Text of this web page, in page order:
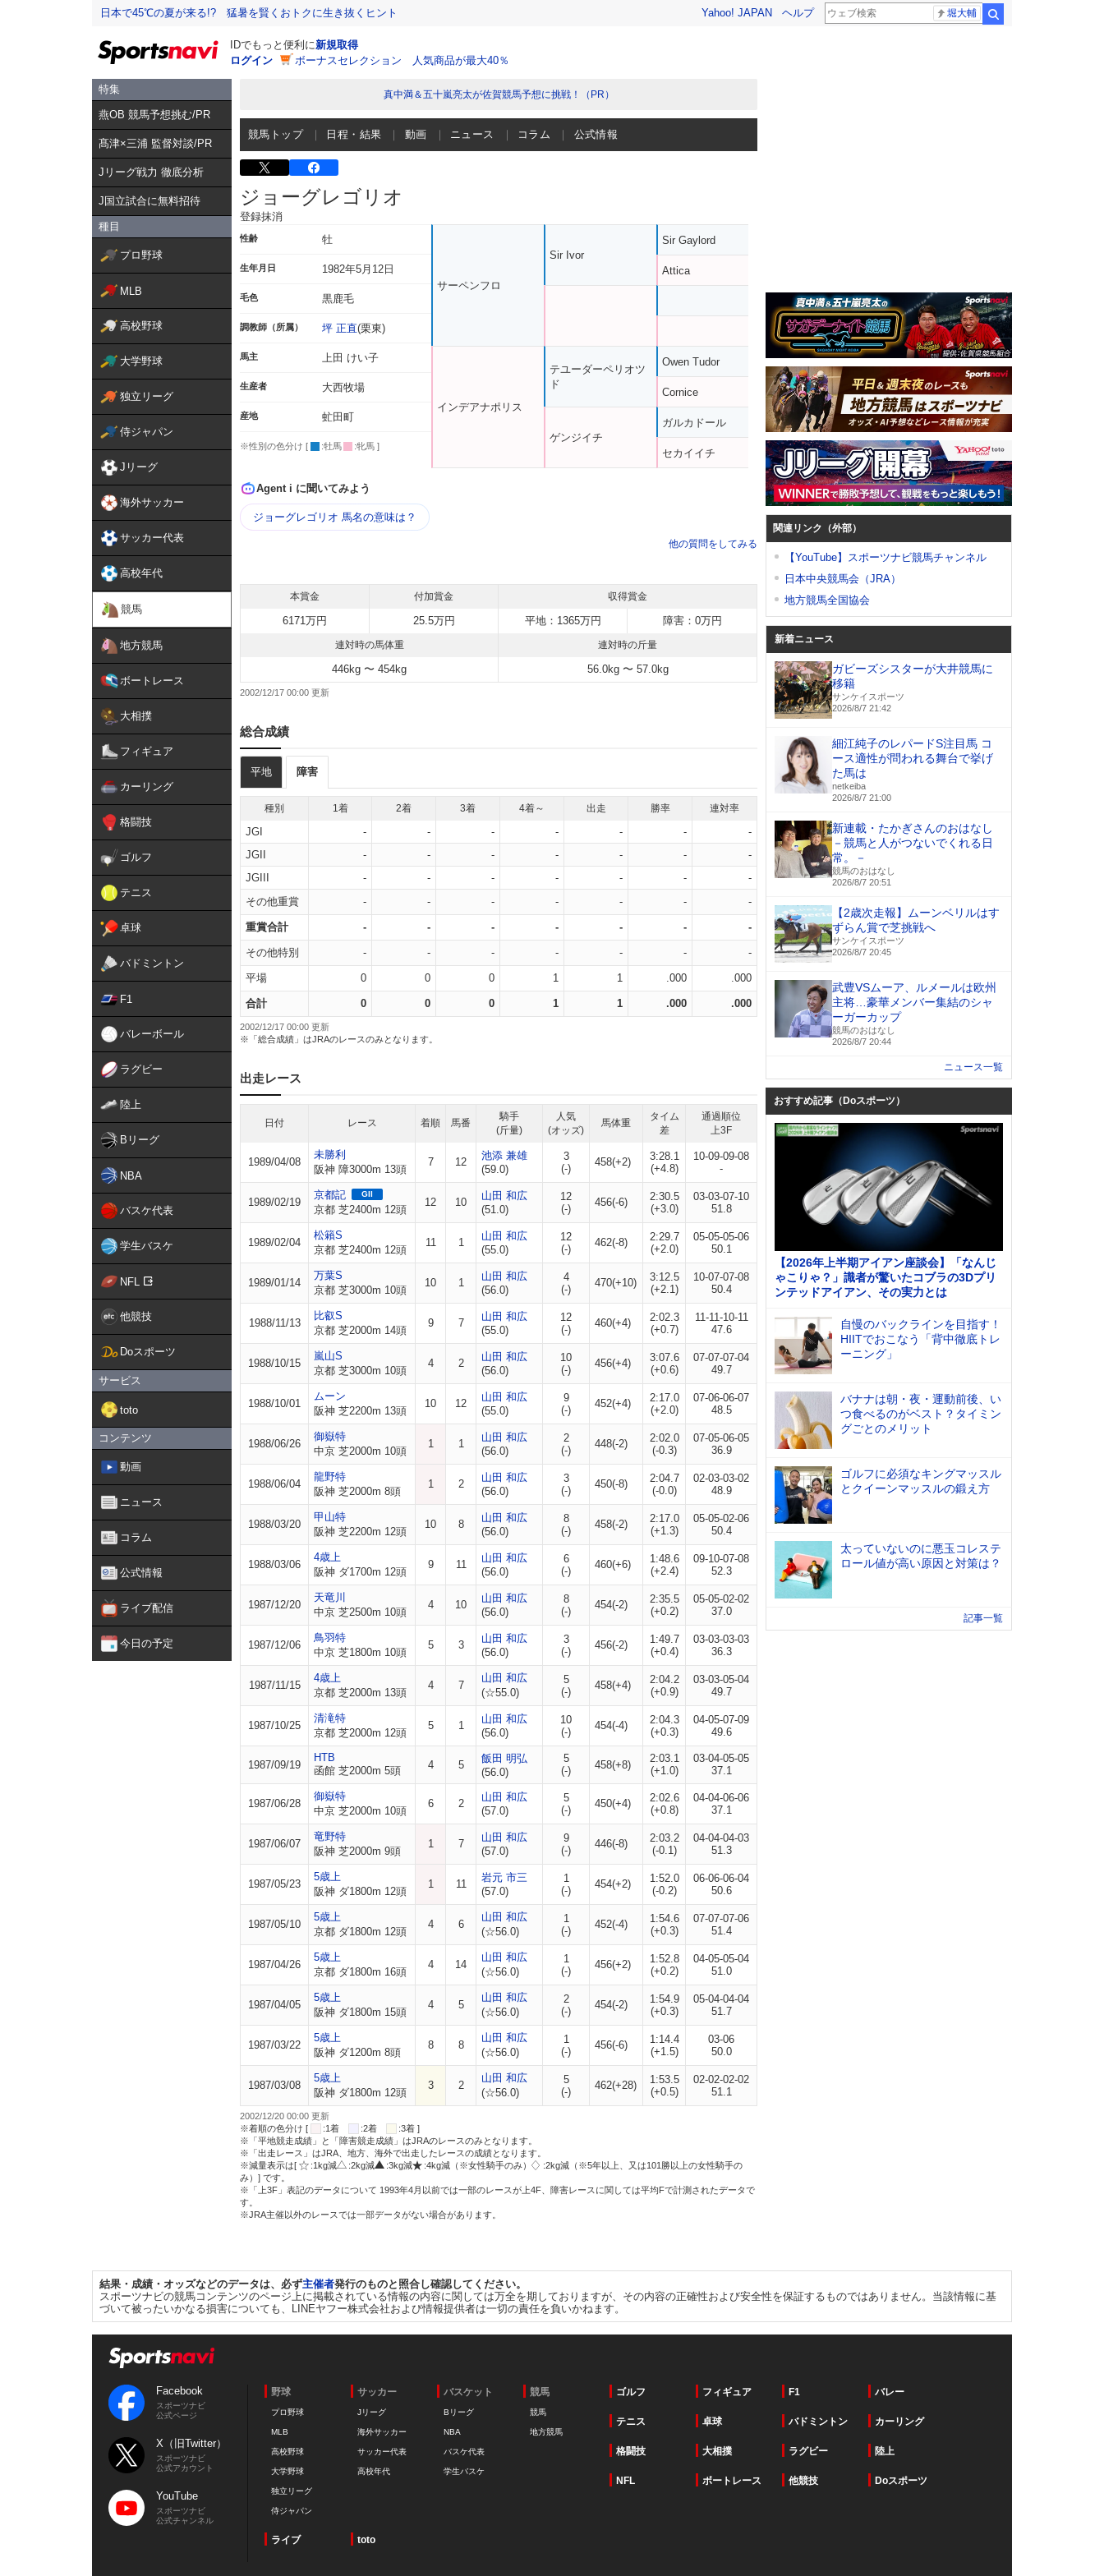
日本で45℃の夏が来る!? 猛暑を賢くおトクに生き抜くヒント Yahoo! JAPAN ヘルプ 堀大輔
IDでもっと便利に新規取得
ログイン
ボーナスセレクション 人気商品が最大40％
特集
燕OB 競馬予想挑む/PR
髙津×三浦 監督対談/PR
Jリーグ戦力 徹底分析
J国立試合に無料招待
種目
プロ野球
MLB
高校野球
大学野球
独立リーグ
侍ジャパン
Jリーグ
海外サッカー
サッカー代表
高校年代
競馬
地方競馬
ボートレース
大相撲
フィギュア
カーリング
格闘技
ゴルフ
テニス
卓球
バドミントン
F1
バレーボール
ラグビー
陸上
Bリーグ
NBA
バスケ代表
学生バスケ
NFL
他競技
Doスポーツ
サービス
toto
コンテンツ
動画
ニュース
コラム
公式情報
ライブ配信
今日の予定
真中満＆五十嵐亮太が佐賀競馬予想に挑戦！（PR）
競馬トップ 日程・結果 動画 ニュース コラム 公式情報
ジョーグレゴリオ
登録抹消
性齢 牡
生年月日 1982年5月12日
毛色 黒鹿毛
調教師（所属） 坪 正直(栗東)
馬主 上田 けい子
生産者 大西牧場
産地 虻田町
※性別の色分け [ :牡馬 :牝馬 ]
サーペンフロ
インデアナポリス
Sir Ivor
テユーダーペリオツ
ド
ゲンジイチ
Sir Gaylord
Attica
Owen Tudor
Cornice
ガルカドール
セカイイチ
Agent i に聞いてみよう
ジョーグレゴリオ 馬名の意味は？
他の質問をしてみる
本賞金 付加賞金 収得賞金
6171万円 25.5万円 平地：1365万円 障害：0万円
連対時の馬体重 連対時の斤量
446kg 〜 454kg 56.0kg 〜 57.0kg
2002/12/17 00:00
総合成績
平地 障害
種別 1着 2着 3着 4着～ 出走 勝率 連対率
JGI - - - - - -
-
JGII
- - - - - -
-
JGIII
- - - - - -
-
その他重賞
- - - - - - -
重賞合計 - - - - - - -
その他特別 - - - - - - -
平場 0 0 0 1 1 .000 .000
合計 0 0 0 1 1 .000 .000
2002/12/17 00:00 更新
※「総合成績」はJRAのレースのみとなります。
出走レース
日付 レース 着順 馬番
騎手
(斤量)
人気
(オッズ)
馬体重
タイム
差
通過順位
上3F
1989/04/08
未勝利
阪神 障3000m 13頭
7 12
池添 兼雄
(59.0)
3
(-)
458(+2)
3:28.1
(+4.8)
10-09-09-08
-
1989/02/19
京都記 GII
京都 芝2400m 12頭
12 10
山田 和広
(51.0)
12
(-)
456(-6)
2:30.5
(+3.0)
03-03-07-10
51.8
1989/02/04
松籟S
京都 芝2400m 12頭
11 1
山田 和広
(55.0)
12
(-)
462(-8)
2:29.7
(+2.0)
05-05-05-06
50.1
1989/01/14
万葉S
京都 芝3000m 10頭
10 1
山田 和広
(56.0)
4
(-)
470(+10)
3:12.5
(+2.1)
10-07-07-08
50.4
1988/11/13
比叡S
京都 芝2000m 14頭
9 7
山田 和広
(55.0)
12
(-)
460(+4)
2:02.3
(+0.7)
11-11-10-11
47.6
1988/10/15
嵐山S
京都 芝3000m 10頭
4 2
山田 和広
(56.0)
10
(-)
456(+4)
3:07.6
(+0.6)
07-07-07-04
49.7
1988/10/01
ムーン
阪神 芝2200m 13頭
10 12
山田 和広
(55.0)
9
(-)
452(+4)
2:17.0
(+2.0)
07-06-06-07
48.5
1988/06/26
御嶽特
中京 芝2000m 10頭
1 1
山田 和広
(56.0)
2
(-)
448(-2)
2:02.0
(-0.3)
07-05-06-05
36.9
1988/06/04
龍野特
阪神 芝2000m 8頭
1 2
山田 和広
(56.0)
3
(-)
450(-8)
2:04.7
(-0.0)
02-03-03-02
48.9
1988/03/20
甲山特
阪神 芝2200m 12頭
10 8
山田 和広
(56.0)
8
(-)
458(-2)
2:17.0
(+1.3)
05-05-02-06
50.4
1988/03/06
4歳上
阪神 ダ1700m 12頭
9 11
山田 和広
(56.0)
6
(-)
460(+6)
1:48.6
(+2.4)
09-10-07-08
52.3
1987/12/20
天竜川
中京 芝2500m 10頭
4 10
山田 和広
(56.0)
8
(-)
454(-2)
2:35.5
(+0.2)
05-05-02-02
37.0
1987/12/06
鳥羽特
中京 芝1800m 10頭
5 3
山田 和広
(56.0)
3
(-)
456(-2)
1:49.7
(+0.4)
03-03-03-03
36.3
1987/11/15
4歳上
京都 芝2000m 13頭
4 7
山田 和広
(☆55.0)
5
(-)
458(+4)
2:04.2
(+0.9)
03-03-05-04
49.7
1987/10/25
清滝特
京都 芝2000m 12頭
5 1
山田 和広
(56.0)
10
(-)
454(-4)
2:04.3
(+0.3)
04-05-07-09
49.6
1987/09/19
HTB
函館 芝2000m 5頭
4 5
飯田 明弘
(56.0)
5
(-)
458(+8)
2:03.1
(+1.0)
03-04-05-05
37.1
1987/06/28
御嶽特
中京 芝2000m 10頭
6 2
山田 和広
(57.0)
5
(-)
450(+4)
2:02.6
(+0.8)
04-04-06-06
37.1
1987/06/07
竜野特
阪神 芝2000m 9頭
1 7
山田 和広
(57.0)
9
(-)
446(-8)
2:03.2
(-0.1)
04-04-04-03
51.3
1987/05/23
5歳上
阪神 ダ1800m 12頭
1 11
岩元 市三
(57.0)
1
(-)
454(+2)
1:52.0
(-0.2)
06-06-06-04
50.6
1987/05/10
5歳上
京都 ダ1800m 12頭
4 6
山田 和広
(☆56.0)
1
(-)
452(-4)
1:54.6
(+0.3)
07-07-07-06
51.4
1987/04/26
5歳上
京都 ダ1800m 16頭
4 14
山田 和広
(☆56.0)
1
(-)
456(+2)
1:52.8
(+0.2)
04-05-05-04
51.0
1987/04/05
5歳上
阪神 ダ1800m 15頭
4 5
山田 和広
(☆56.0)
2
(-)
454(-2)
1:54.9
(+0.3)
05-04-04-04
51.7
1987/03/22
5歳上
阪神 ダ1200m 8頭
8 8
山田 和広
(☆56.0)
1
(-)
456(-6)
1:14.4
(+1.5)
03-06
50.0
1987/03/08
5歳上
阪神 ダ1800m 12頭
3 2
山田 和広
(☆56.0)
5
(-)
462(+28)
1:53.5
(+0.5)
02-02-02-02
51.1
2002/12/20 00:00 更新
※着順の色分け [
:1着 :2着
:3着 ]
※「平地競走成績」と「障害競走成績」はJRAのレースのみとなります。
※「出走レース」はJRA、地方、海外で出走したレースの成績となります。
※減量表示は[
:1kg減 :2kg減 :3kg減 :4kg減（※女性騎手のみ）
:2kg減（※5年以上、又は101勝以上の女性騎手の
み）] です。
※「上3F」表記のデータについて 1993年4月以前では一部のレースが上4F、障害レースに関しては平均Fで計測されたデータで
す。
※JRA主催以外のレースでは一部データがない場合があります。
関連リンク（外部）
【YouTube】スポーツナビ競馬チャンネル
日本中央競馬会（JRA）
地方競馬全国協会
新着ニュース
ガビーズシスターが大井競馬に
移籍
サンケイスポーツ
2026/8/7 21:42
細江純子のレパードS注目馬 コ
ース適性が問われる舞台で挙げ
た馬は
netkeiba
2026/8/7 21:00
新連載・たかぎさんのおはなし
－競馬と人がつないでくれる日
常。－
競馬のおはなし
2026/8/7 20:51
【2歳次走報】ムーンベリルはす
ずらん賞で芝挑戦へ
サンケイスポーツ
2026/8/7 20:45
武豊VSムーア、ルメールは欧州
主将…豪華メンバー集結のシャ
ーガーカップ
競馬のおはなし
2026/8/7 20:44
ニュース一覧
おすすめ記事（Doスポーツ）
【2026年上半期アイアン座談会】「なんじ
ゃこりゃ？」識者が驚いたコブラの3Dプリ
ンテッドアイアン、その実力とは
自慢のバックラインを目指す！
HIITでおこなう「背中徹底トレ
ーニング」
バナナは朝・夜・運動前後、い
つ食べるのがベスト？タイミン
グごとのメリット
ゴルフに必須なキングマッスル
とクイーンマッスルの鍛え方
太っていないのに悪玉コレステ
ロール値が高い原因と対策は？
記事一覧
結果・成績・オッズなどのデータは、必ず主催者発行のものと照合し確認してください。
スポーツナビの競馬コンテンツのページ上に掲載されている情報の内容に関しては万全を期しておりますが、その内容の正確性および安全性を保証するものではありません。当該情報に基
づいて被ったいかなる損害についても、LINEヤフー株式会社および情報提供者は一切の責任を負いかねます。
Facebook
スポーツナビ
公式ページ
X（旧Twitter）
スポーツナビ
公式アカウント
YouTube
スポーツナビ
公式チャンネル
野球
プロ野球
MLB
高校野球
大学野球
独立リーグ
侍ジャパン
サッカー
Jリーグ
海外サッカー
サッカー代表
高校年代
バスケット
Bリーグ
NBA
バスケ代表
学生バスケ
競馬
競馬
地方競馬
ゴルフ フィギュア F1 バレー
テニス 卓球 バドミントン カーリング
格闘技 大相撲 ラグビー 陸上
NFL ボートレース 他競技 Doスポーツ
ライブ toto